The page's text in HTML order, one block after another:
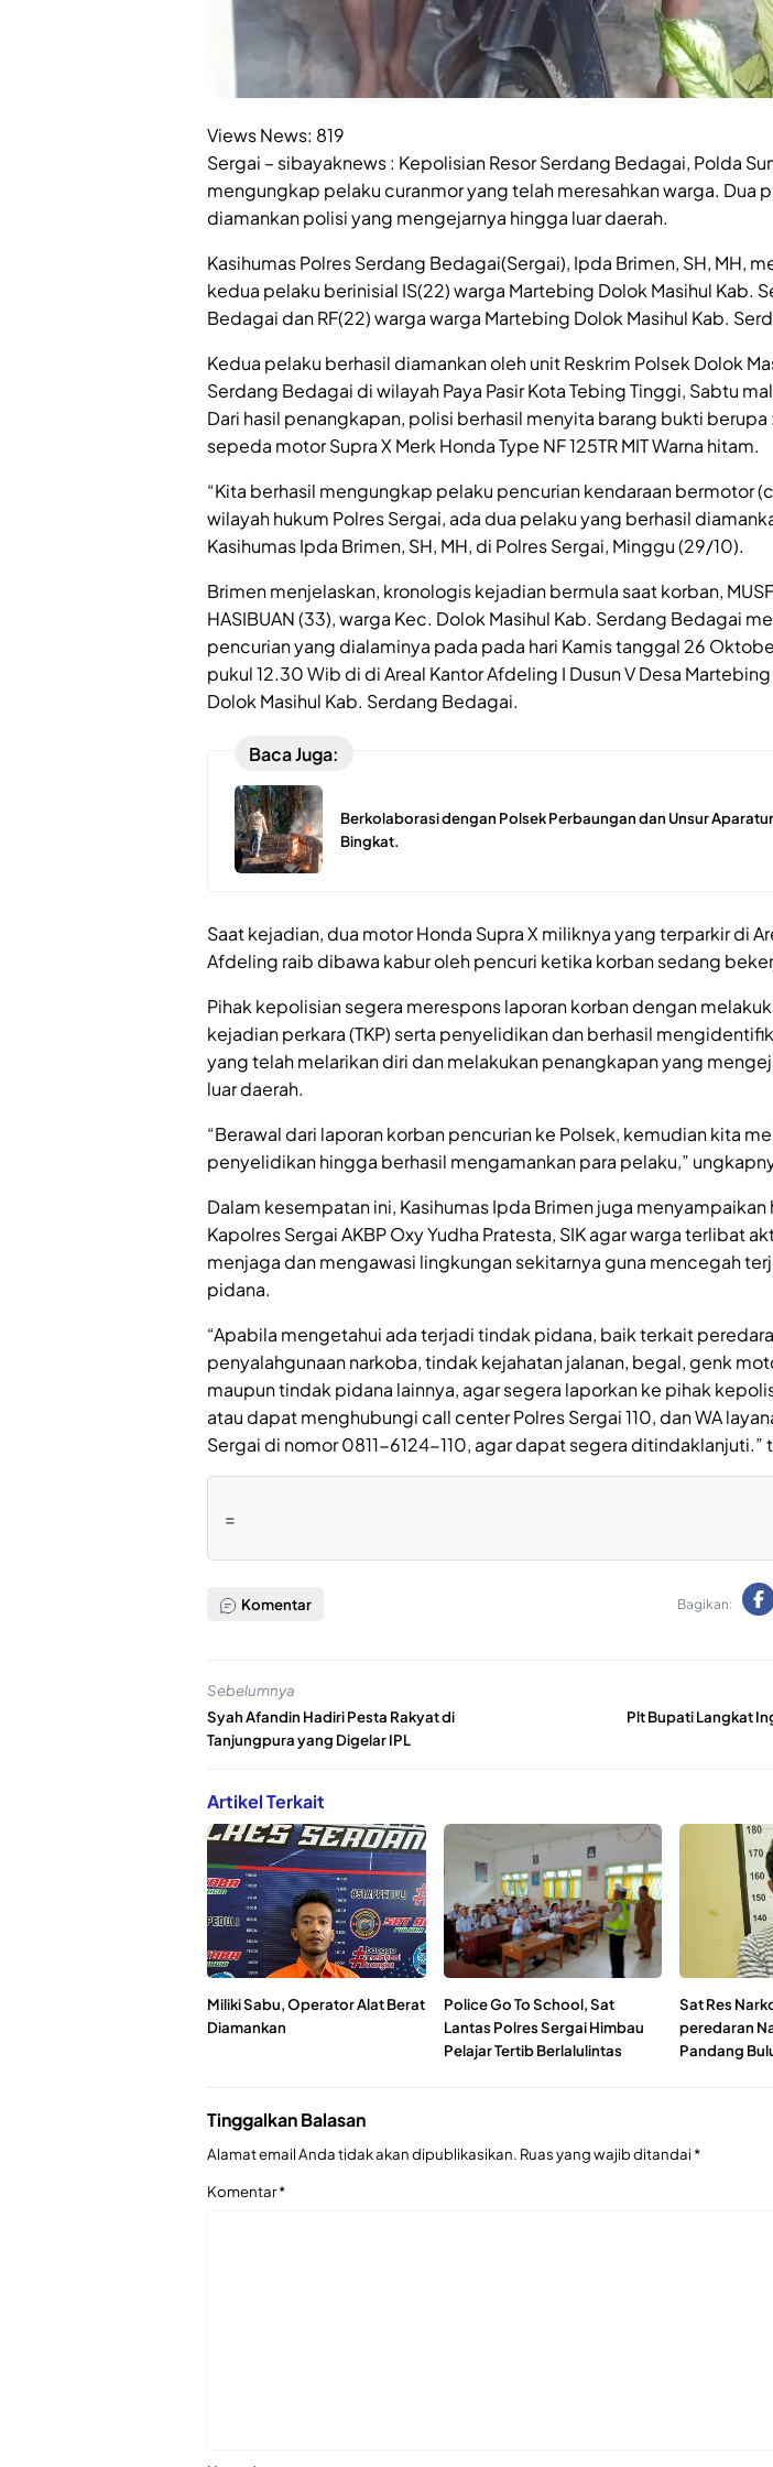
Views News: 819
Sergai – sibayaknews : Kepolisian Resor Serdang Bedagai, Polda
mengungkap pelaku curanmor yang telah meresahkan warga. Dua
diamankan polisi yang mengejarnya hingga luar daerah.
Kasihumas Polres Serdang Bedagai(Sergai), Ipda Brimen, SH, MH,
kedua pelaku berinisial IS(22) warga Martebing Dolok Masihul Kab.
Bedagai dan RF(22) warga warga Martebing Dolok Masihul Kab.
Kedua pelaku berhasil diamankan oleh unit Reskrim Polsek Dolok
Serdang Bedagai di wilayah Paya Pasir Kota Tebing Tinggi, Sabtu
Dari hasil penangkapan, polisi berhasil menyita barang bukti berupa :
sepeda motor Supra X Merk Honda Type NF 125TR MIT Warna hitam.
“Kita berhasil mengungkap pelaku pencurian kendaraan bermotor
wilayah hukum Polres Sergai, ada dua pelaku yang berhasil
Kasihumas Ipda Brimen, SH, MH, di Polres Sergai, Minggu (29/10).
Brimen menjelaskan, kronologis kejadian bermula saat korban,
HASIBUAN (33), warga Kec. Dolok Masihul Kab. Serdang Bedagai
pencurian yang dialaminya pada pada hari Kamis tanggal 26
pukul 12.30 Wib di di Areal Kantor Afdeling I Dusun V Desa
Dolok Masihul Kab. Serdang Bedagai.
Baca Juga:
Berkolaborasi dengan Polsek Perbaungan dan Unsur
Bingkat.
Saat kejadian, dua motor Honda Supra X miliknya yang terparkir di
Afdeling raib dibawa kabur oleh pencuri ketika korban sedang
Pihak kepolisian segera merespons laporan korban dengan
kejadian perkara (TKP) serta penyelidikan dan berhasil
yang telah melarikan diri dan melakukan penangkapan yang
luar daerah.
“Berawal dari laporan korban pencurian ke Polsek, kemudian kita
penyelidikan hingga berhasil mengamankan para pelaku,”
Dalam kesempatan ini, Kasihumas Ipda Brimen juga menyampaikan
Kapolres Sergai AKBP Oxy Yudha Pratesta, SIK agar warga terlibat
menjaga dan mengawasi lingkungan sekitarnya guna mencegah
pidana.
“Apabila mengetahui ada terjadi tindak pidana, baik terkait
penyalahgunaan narkoba, tindak kejahatan jalanan, begal, genk
maupun tindak pidana lainnya, agar segera laporkan ke pihak
atau dapat menghubungi call center Polres Sergai 110, dan WA
Sergai di nomor 0811-6124-110, agar dapat segera ditindaklanjuti.”
=
Komentar Bagikan:
Sebelumnya
Syah Afandin Hadiri Pesta Rakyat di
Tanjungpura yang Digelar IPL
Plt Bupati Langkat
Artikel Terkait
Miliki Sabu, Operator Alat Berat
Diamankan
Police Go To School, Sat
Lantas Polres Sergai Himbau
Pelajar Tertib Berlalulintas
Sat Res
peredaran
Pandang
Tinggalkan Balasan
Alamat email Anda tidak akan dipublikasikan. Ruas yang wajib ditandai*
Komentar*